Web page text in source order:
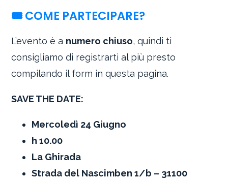
🎟 COME PARTECIPARE?
L’evento è a numero chiuso, quindi ti
consigliamo di registrarti al più presto
compilando il form in questa pagina.
SAVE THE DATE:
Mercoledì 24 Giugno
h 10.00
La Ghirada
Strada del Nascimben 1/b – 31100